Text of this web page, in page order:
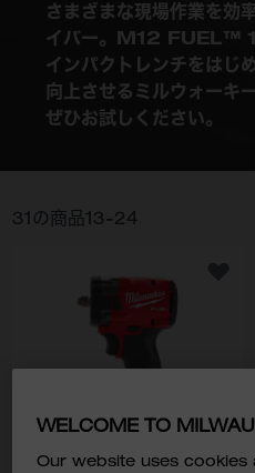
さまざまな現場作業を効
イバー。 M12 FUEL™
インパクトレンチをはじ
向上させるミルウォーキ
ぜひお試しください。
31 の商品13-24
WELCOME TO
Our website uses